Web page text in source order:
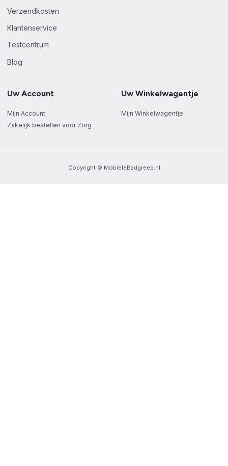
Verzendkosten
Klantenservice
Testcentrum
Blog
Uw Account
Mijn Account
Zakelijk bestellen voor Zorg
Uw Winkelwagentje
Mijn Winkelwagentje
Copyright © MobieleBadgreep.nl